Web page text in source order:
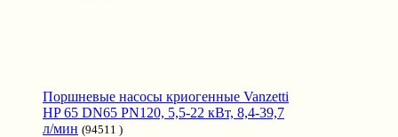
Поршневые насосы криогенные Vanzetti
HP 65 DN65 PN120, 5,5-22 кВт, 8,4-39,7
л/мин (94511 )